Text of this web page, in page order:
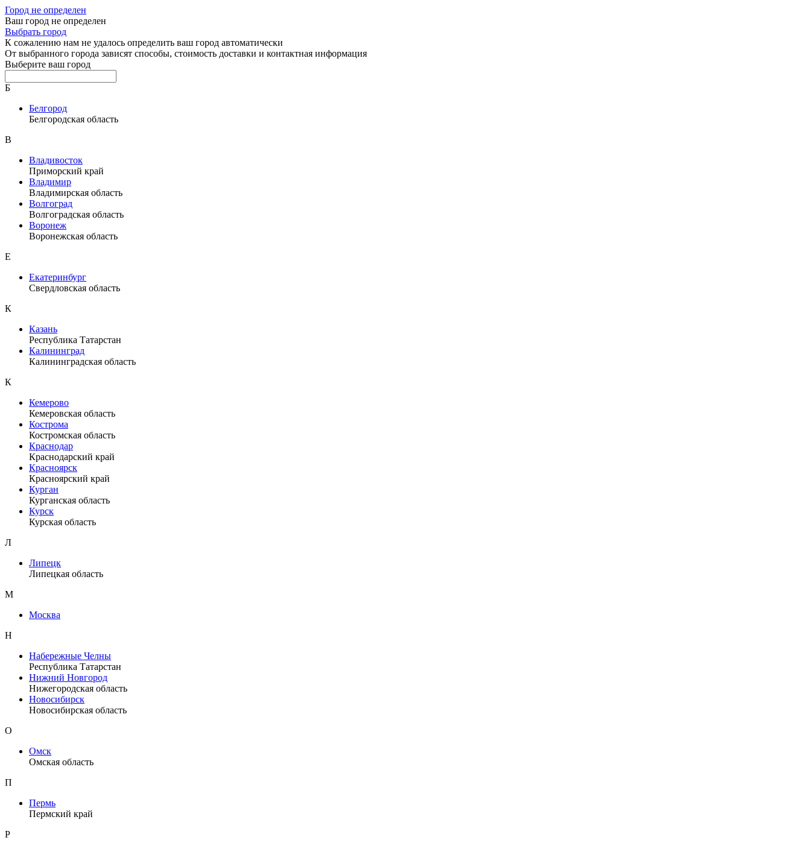
Город не определен
Ваш город не определен
Выбрать город
К сожалению нам не удалось определить ваш город автоматически
От выбранного города зависят способы, стоимость доставки и контактная информация
Выберите ваш город
Б
Белгород
Белгородская область
В
Владивосток
Приморский край
Владимир
Владимирская область
Волгоград
Волгоградская область
Воронеж
Воронежская область
Е
Екатеринбург
Свердловская область
К
Казань
Республика Татарстан
Калининград
Калининградская область
К
Кемерово
Кемеровская область
Кострома
Костромская область
Краснодар
Краснодарский край
Красноярск
Красноярский край
Курган
Курганская область
Курск
Курская область
Л
Липецк
Липецкая область
М
Москва
Н
Набережные Челны
Республика Татарстан
Нижний Новгород
Нижегородская область
Новосибирск
Новосибирская область
О
Омск
Омская область
П
Пермь
Пермский край
Р